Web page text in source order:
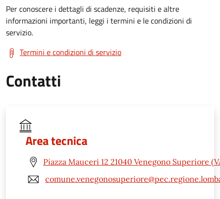
Per conoscere i dettagli di scadenze, requisiti e altre
informazioni importanti, leggi i termini e le condizioni di
servizio.
Termini e condizioni di servizio
Contatti
Area tecnica
Piazza Mauceri 12 21040 Venegono Superiore